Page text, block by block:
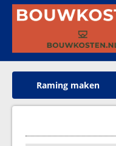
Raming maken